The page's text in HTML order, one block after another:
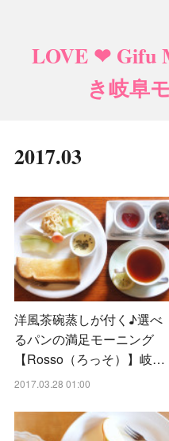
LOVE ❤ Gifu
き岐阜
2017.03
洋風茶碗蒸しが付く♪選べ
るパンの満足モーニング
【Rosso（ろっそ）】岐…
2017.03.28 01:00